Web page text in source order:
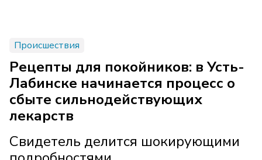
Происшествия
Рецепты для покойников: в Усть-
Лабинске начинается процесс о
сбыте сильнодействующих
лекарств
Свидетель делится шокирующими